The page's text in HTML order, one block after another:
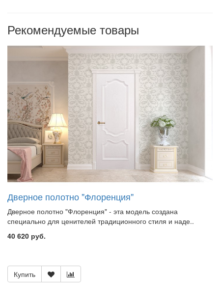
Рекомендуемые товары
Дверное полотно "Флоренция"
Дверное полотно "Флоренция" - эта модель создана
специально для ценителей традиционного стиля и наде..
40 620 руб.
Купить